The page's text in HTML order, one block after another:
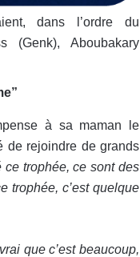
dans l’ordre du
(Genk), Aboubakary
à sa maman le
de rejoindre de grands
trophée, ce sont des
trophée, c’est quelque
que c’est beaucoup,